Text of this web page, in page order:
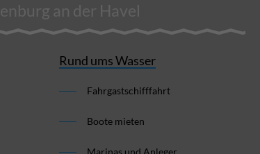
an der Havel
Rund ums Wasser
Fahrgastschifffahrt
Boote mieten
Marinas und Anleger